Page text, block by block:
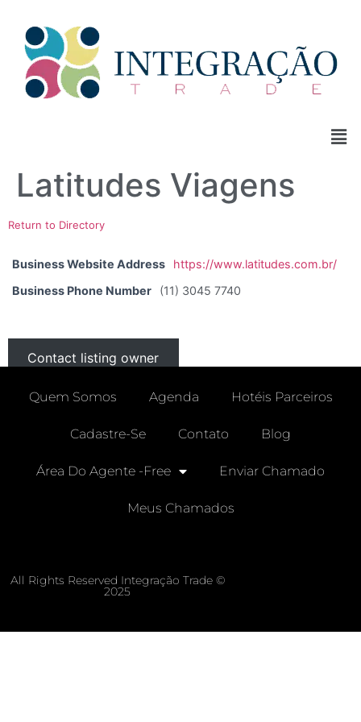
Latitudes Viagens
Return to Directory
Business Website Address
https://www.latitudes.com.br/
Business Phone Number
(11) 3045 7740
Contact listing owner
Quem Somos Agenda Hotéis Parceiros
Cadastre-Se Contato Blog
Área Do Agente -free Enviar Chamado
Meus Chamados
All Rights Reserved Integração Trade ©
2025